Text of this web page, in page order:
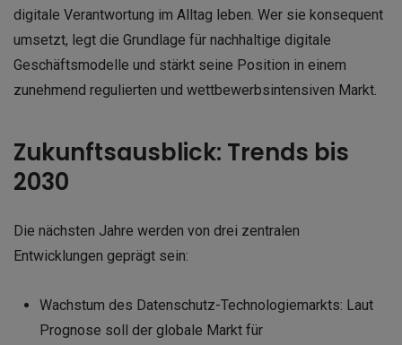
digitale Verantwortung im Alltag leben. Wer sie konsequent
umsetzt, legt die Grundlage für nachhaltige digitale
Geschäftsmodelle und stärkt seine Position in einem
zunehmend regulierten und wettbewerbsintensiven Markt.
Zukunftsausblick: Trends bis
2030
Die nächsten Jahre werden von drei zentralen
Entwicklungen geprägt sein:
Wachstum des Datenschutz-Technologiemarkts: Laut
Prognose soll der globale Markt für